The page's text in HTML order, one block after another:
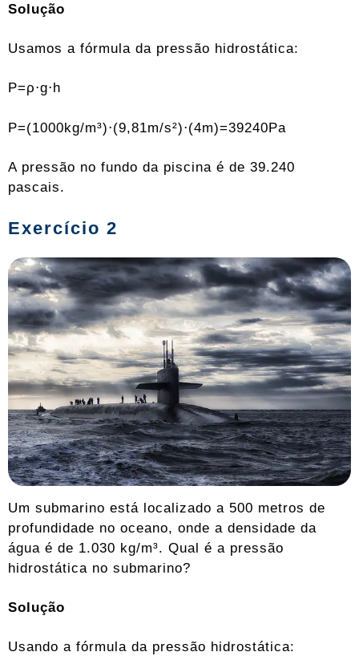
Solução
Usamos a fórmula da pressão hidrostática:
P=ρ⋅g⋅h
P=(1000kg/m³)⋅(9,81m/s²)⋅(4m)=39240Pa
A pressão no fundo da piscina é de 39.240
pascais.
Exercício 2
Um submarino está localizado a 500 metros de
profundidade no oceano, onde a densidade da
água é de 1.030 kg/m³. Qual é a pressão
hidrostática no submarino?
Solução
Usando a fórmula da pressão hidrostática: